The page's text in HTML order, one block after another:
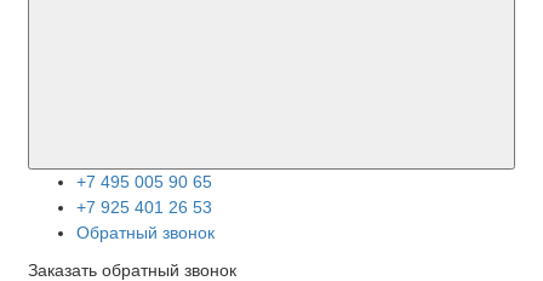
+7 495 005 90 65
+7 925 401 26 53
Обратный звонок
Заказать обратный звонок